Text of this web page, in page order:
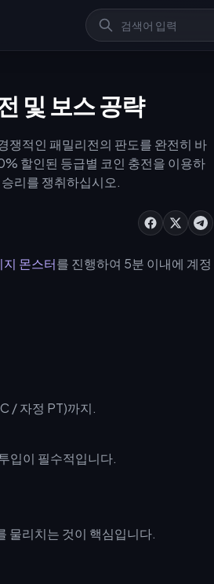
및 보스 공략
쟁적인 패밀리전의 판도를 완전히 바
할인된 등급별 코인 충전을 이용하
리를 쟁취하십시오.
몬스터를 진행하여 5분 이내에 계정
/ 자정 PT)까지.
입이 필수적입니다.
물리치는 것이 핵심입니다.